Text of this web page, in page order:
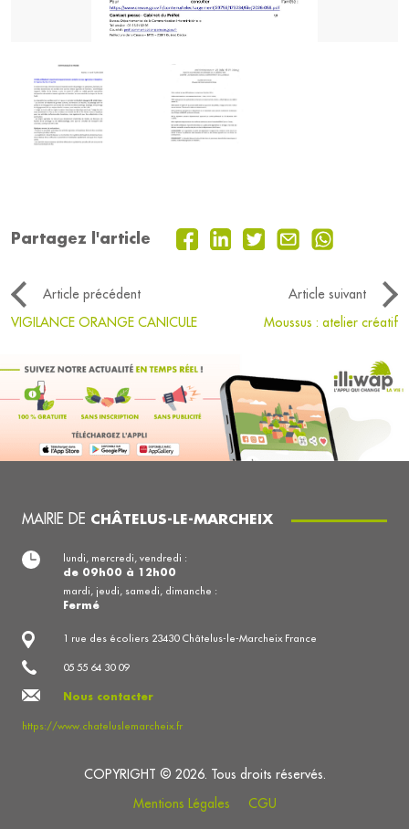
Partagez l'article
Article précédent
Article suivant
VIGILANCE ORANGE CANICULE
Moussus : atelier créatif
MAIRIE DE CHÂTELUS-LE-MARCHEIX
1 rue des écoliers 23430 Châtelus-le-Marcheix France
05 55 64 30 09
Nous contacter
https://www.chateluslemarcheix.fr
lundi, mercredi, vendredi :
de 09h00 à 12h00
mardi, jeudi, samedi, dimanche :
Fermé
COPYRIGHT © 2026. Tous droits réservés.
Mentions Légales
CGU